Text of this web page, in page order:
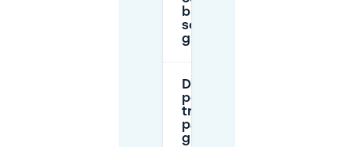
bianchi
sono
gratuiti?
Dove
posso
trovare
parcheggi
gratuiti?